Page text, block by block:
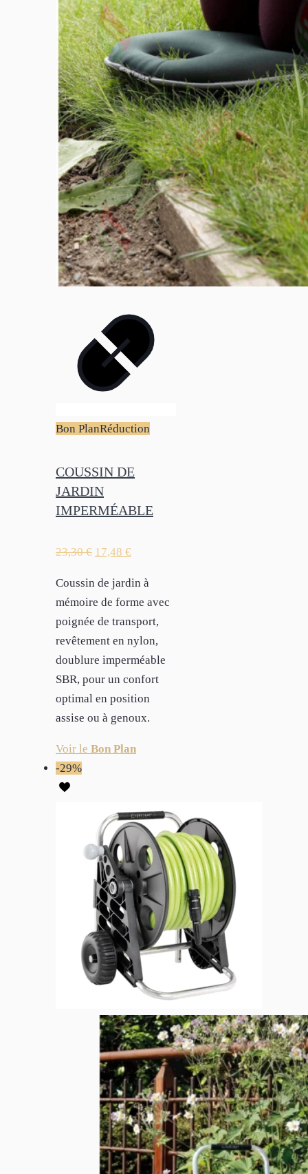
Bon PlanRéduction
COUSSIN DE
JARDIN
IMPERMÉABLE
23,30€ 17,48 €
Coussin de jardin à
mémoire de forme avec
poignée de transport,
revêtement en nylon,
doublure imperméable
SBR, pour un confort
optimal en position
assise ou à genoux.
Voir le Bon Plan
-29%